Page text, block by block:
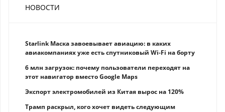
НОВОСТИ
Starlink Маска завоевывает авиацию: в каких
авиакомпаниях уже есть спутниковый Wi-Fi на борту
6 млн загрузок: почему пользователи переходят на
этот навигатор вместо Google Maps
Экспорт электромобилей из Китая вырос на 120%
Трамп раскрыл, кого хочет видеть следующим